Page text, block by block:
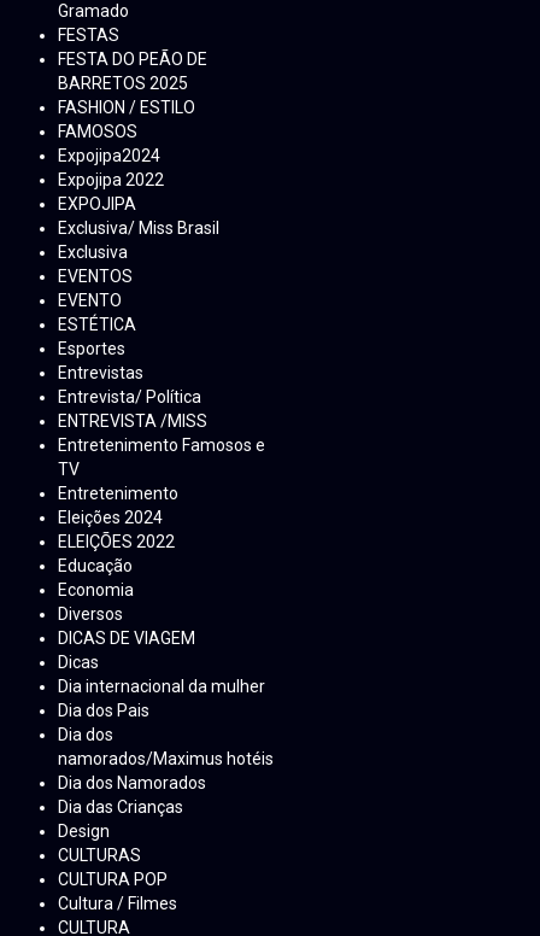
Gramado
FESTAS
FESTA DO PEÃO DE
BARRETOS 2025
FASHION / ESTILO
FAMOSOS
Expojipa2024
Expojipa 2022
EXPOJIPA
Exclusiva/ Miss Brasil
Exclusiva
EVENTOS
EVENTO
ESTÉTICA
Esportes
Entrevistas
Entrevista/ Política
ENTREVISTA /MISS
Entretenimento Famosos e
TV
Entretenimento
Eleições 2024
ELEIÇÕES 2022
Educação
Economia
Diversos
DICAS DE VIAGEM
Dicas
Dia internacional da mulher
Dia dos Pais
Dia dos
namorados/Maximus hotéis
Dia dos Namorados
Dia das Crianças
Design
CULTURAS
CULTURA POP
Cultura / Filmes
CULTURA